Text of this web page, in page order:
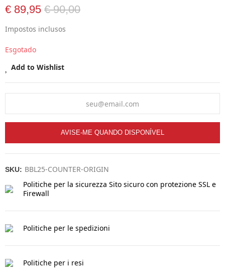
€ 89,95 € 90,00
Impostos inclusos
Esgotado
Add to Wishlist
AVISE-ME QUANDO DISPONÍVEL
SKU: BBL25-COUNTER-ORIGIN
Politiche per la sicurezza Sito sicuro con protezione SSL e
Firewall
Politiche per le spedizioni
Politiche per i resi